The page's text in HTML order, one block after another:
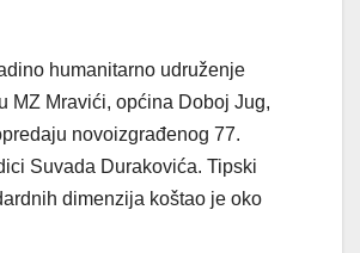
humanitarno udruženje
MZ Mravići, općina Doboj Jug,
novoizgrađenog 77.
Suvada Durakovića. Tipski
dimenzija koštao je oko